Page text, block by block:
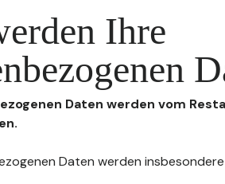
Ihre
Daten werden vom
Daten werden